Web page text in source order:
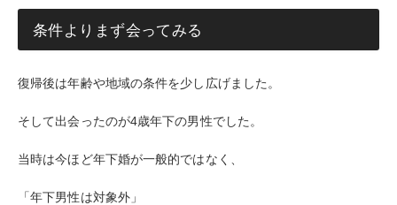
条件よりまず会ってみる
復帰後は年齢や地域の条件を少し広げました。
そして出会ったのが4歳年下の男性でした。
当時は今ほど年下婚が一般的ではなく、
「年下男性は対象外」